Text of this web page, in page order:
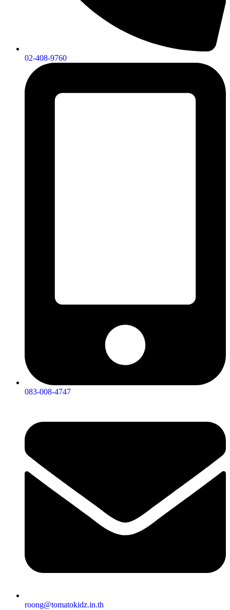
02-408-9760
083-008-4747
roong@tomatokidz.in.th